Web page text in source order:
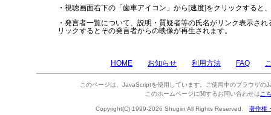
・視聴画面右下の「歯車アイコン」から[速度]をクリックすると
・発言者一覧について、説明・質疑者等の氏名がリンク表示さ
リックするとその発言者からの映像が再生されます。
HOME お知らせ 利用方法 FAQ
このページは、JavaScriptを使用しています。ご使用中のブラウザの
このホームページに関するお問い合わせは こ
Copyright(C) 1999-2026 Shugiin All Rights Reserved. 著作権